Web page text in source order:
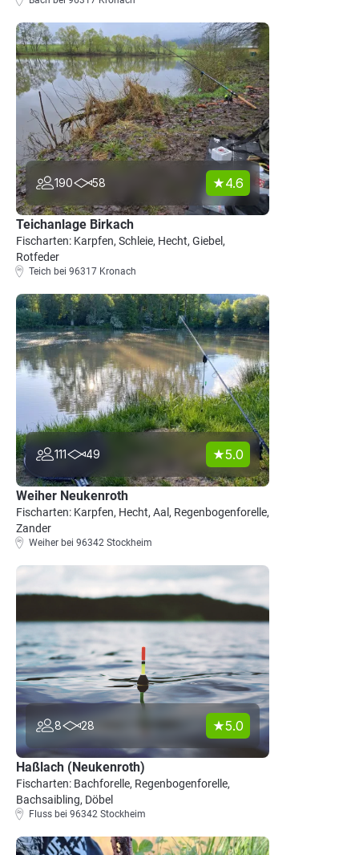
190 58 4.6
Teichanlage Birkach
Fischarten: Karpfen, Schleie, Hecht, Giebel,
Rotfeder
Teich bei 96317 Kronach
111 49 5.0
Weiher Neukenroth
Fischarten: Karpfen, Hecht, Aal, Regenbogenforelle,
Zander
Weiher bei 96342 Stockheim
8 28 5.0
Haßlach (Neukenroth)
Fischarten: Bachforelle, Regenbogenforelle,
Bachsaibling, Döbel
Fluss bei 96342 Stockheim